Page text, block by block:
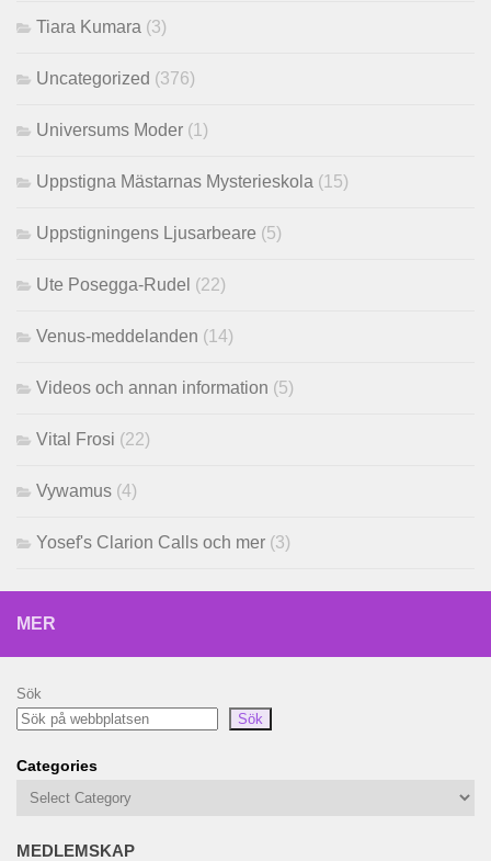
Tiara Kumara (3)
Uncategorized (376)
Universums Moder (1)
Uppstigna Mästarnas Mysterieskola (15)
Uppstigningens Ljusarbeare (5)
Ute Posegga-Rudel (22)
Venus-meddelanden (14)
Videos och annan information (5)
Vital Frosi (22)
Vywamus (4)
Yosef's Clarion Calls och mer (3)
MER
Sök
Sök
Categories
MEDLEMSKAP